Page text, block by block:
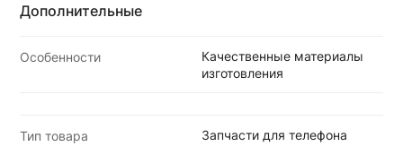
Дополнительные
Особенности
Качественные материалы
изготовления
Тип товара Запчасти для телефона